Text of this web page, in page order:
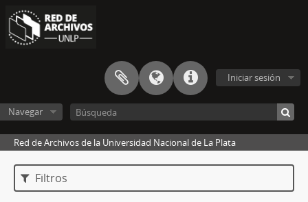
Iniciar sesión
Navegar
Red de Archivos de la Universidad Nacional de La Plata
Filtros